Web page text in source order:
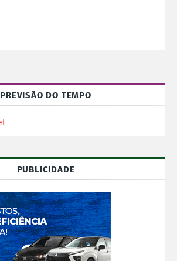
PREVISÃO DO TEMPO
PUBLICIDADE